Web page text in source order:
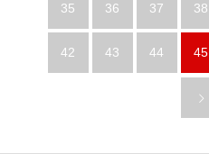
35 36 37 38
42 43 44 45